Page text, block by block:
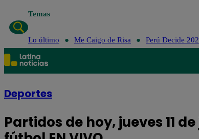
Temas
Lo último Me Caigo de Risa Perú Decide
Deportes
Partidos de hoy, jueves 11